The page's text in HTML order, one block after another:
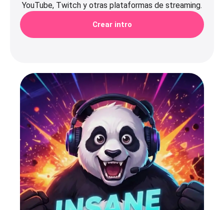
YouTube, Twitch y otras plataformas de streaming.
Crear intro